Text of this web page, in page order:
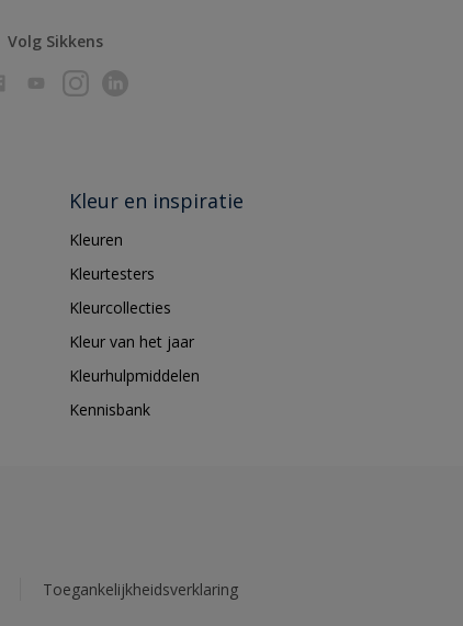
Volg Sikkens
Kleur en inspiratie
Kleuren
Kleurtesters
Kleurcollecties
Kleur van het jaar
Kleurhulpmiddelen
Kennisbank
Toegankelijkheidsverklaring